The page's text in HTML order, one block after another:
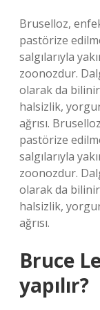
Bruselloz,
pastörize
salgılarıyla
zoonozdur.
olarak da
halsizlik,
ağrısı.
pastörize
salgılarıyla
zoonozdur.
olarak da
halsizlik,
ağrısı.
Bruce
yapılır?